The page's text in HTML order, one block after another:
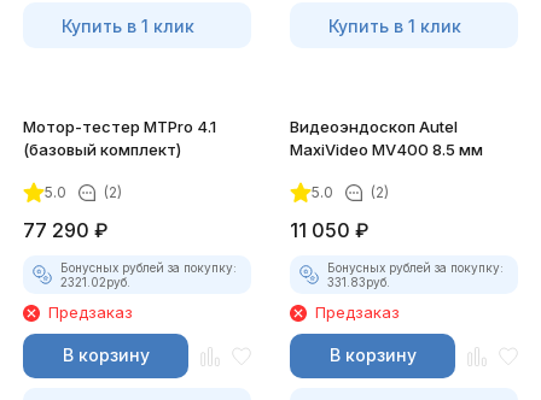
Купить в 1 клик Купить в 1 клик
Мотор-тестер MTPro 4.1
(базовый комплект)
5.0 (2)
77 290 ₽
Бонусных рублей за покупку:
2321.02руб.
Предзаказ
В корзину
Видеоэндоскоп Autel
MaxiVideo MV400 8.5 мм
5.0 (2)
11 050 ₽
Бонусных рублей за покупку:
331.83руб.
Предзаказ
В корзину